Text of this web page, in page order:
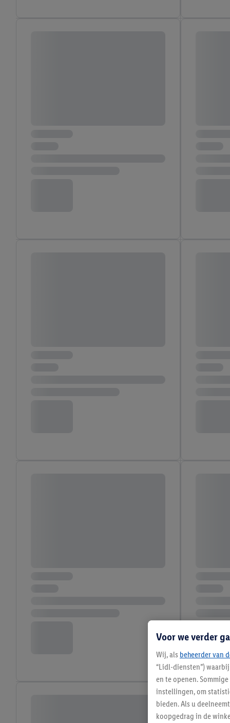
Voor we verder
Wij, als beheerder van
“Lidl-diensten”)
en te openen.
instellingen, om
bieden. Als u
koopgedrag in de